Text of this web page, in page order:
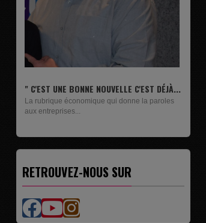
DÉJÀ...
paroles
LIVRES
Un lundi sur deux, Maxime Janssens vous
présente les livres de...
RETROUVEZ-NOUS SUR